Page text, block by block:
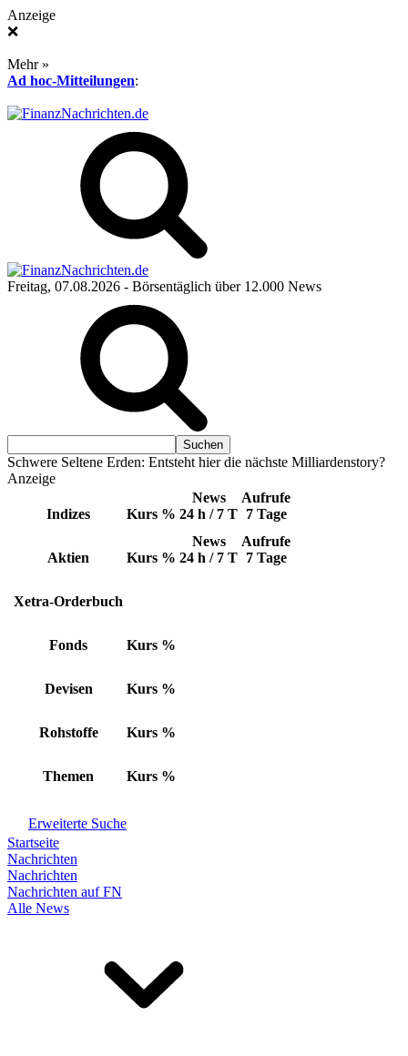
Anzeige
❌
Mehr »
Ad hoc-Mitteilungen:
Freitag, 07.08.2026 - Börsentäglich über 12.000 News
Schwere Seltene Erden: Entsteht hier die nächste Milliardenstory?
Anzeige
Indizes Kurs %
News
24 h / 7 T
Aufrufe
7 Tage
Aktien Kurs %
News
24 h / 7 T
Aufrufe
7 Tage
Xetra-Orderbuch
Fonds Kurs %
Devisen Kurs %
Rohstoffe Kurs %
Themen Kurs %
Erweiterte Suche
Startseite
Nachrichten
Nachrichten
Nachrichten auf FN
Alle News